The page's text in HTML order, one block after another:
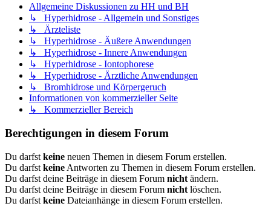
Allgemeine Diskussionen zu HH und BH
↳ Hyperhidrose - Allgemein und Sonstiges
↳ Ärzteliste
↳ Hyperhidrose - Äußere Anwendungen
↳ Hyperhidrose - Innere Anwendungen
↳ Hyperhidrose - Iontophorese
↳ Hyperhidrose - Ärztliche Anwendungen
↳ Bromhidrose und Körpergeruch
Informationen von kommerzieller Seite
↳ Kommerzieller Bereich
Berechtigungen in diesem Forum
Du darfst keine neuen Themen in diesem Forum erstellen.
Du darfst keine Antworten zu Themen in diesem Forum erstellen.
Du darfst deine Beiträge in diesem Forum nicht ändern.
Du darfst deine Beiträge in diesem Forum nicht löschen.
Du darfst keine Dateianhänge in diesem Forum erstellen.